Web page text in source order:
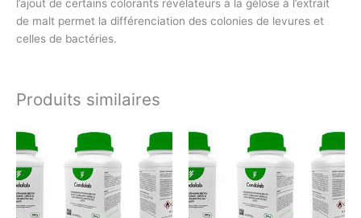
l’ajout de certains colorants révélateurs à la gélose à l’extrait
de malt permet la différenciation des colonies de levures et
celles de bactéries.
Produits similaires